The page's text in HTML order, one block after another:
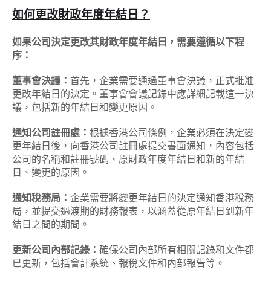
如何更改財政年度年結日？
如果公司決定更改其財政年度年結日，需要遵循以下程
序：
董事會決議： 首先，企業需要通過董事會決議，正式批准
更改年結日的決定。董事會會議記錄中應詳細記載這一決
議，包括新的年結日和變更原因。
通知公司註冊處： 根據香港公司條例，企業必須在決定變
更年結日後，向香港公司註冊處提交書面通知，內容包括
公司的名稱和註冊號碼、原財政年度年結日和新的年結
日、變更的原因。
通知稅務局： 企業需要將變更年結日的決定通知香港稅務
局，並提交過渡期的財務報表，以涵蓋從原年結日到新年
結日之間的期間。
更新公司內部記錄： 確保公司內部所有相關記錄和文件都
已更新，包括會計系統、報稅文件和內部報告等。